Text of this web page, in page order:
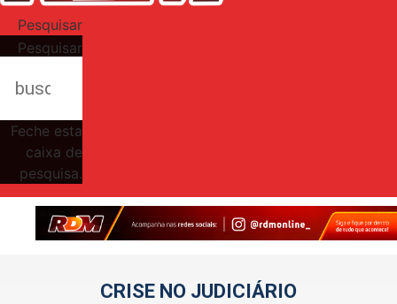
Pesquisar
Pesquisar
Feche esta
caixa de
pesquisa.
CRISE NO JUDICIÁRIO